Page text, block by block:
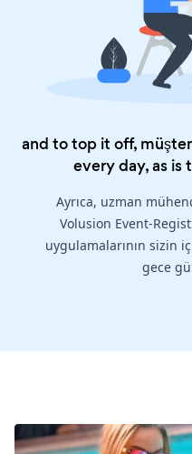
and to top it off,
every day, as is
Ayrıca, uzman
Volusion Event-
uygulamalarının sizin
gece